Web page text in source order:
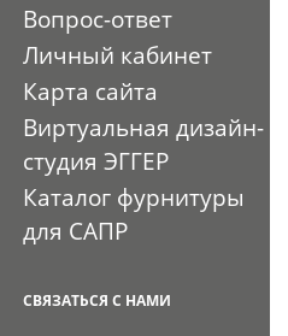
Вопрос-ответ
Личный кабинет
Карта сайта
Виртуальная дизайн-
студия ЭГГЕР
Каталог фурнитуры
для САПР
СВЯЗАТЬСЯ С НАМИ